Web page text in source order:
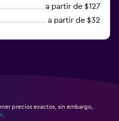
a partir de $127
a partir de $32
precios exactos, sin embargo,